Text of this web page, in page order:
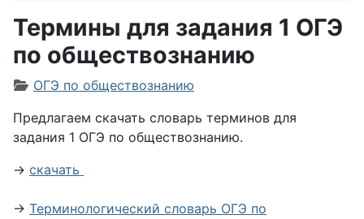
Термины для задания 1 ОГЭ
по обществознанию
Информация о материале
ОГЭ по обществознанию
Предлагаем скачать словарь терминов для
задания 1 ОГЭ по обществознанию.
→ скачать
→ Терминологический словарь ОГЭ по